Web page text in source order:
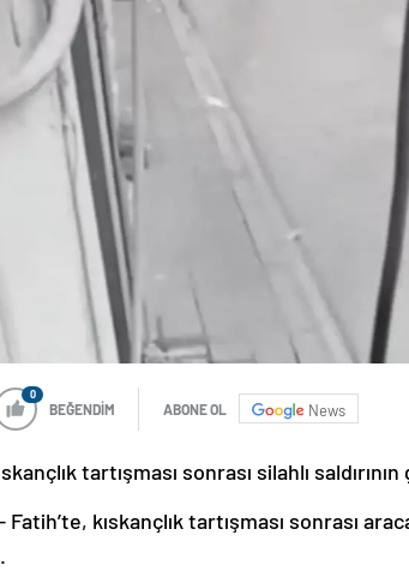
0
BEĞENDİM ABONE OL News
tartışması sonrası silahlı
Fatih’te, kıskançlık tartışması sonrası